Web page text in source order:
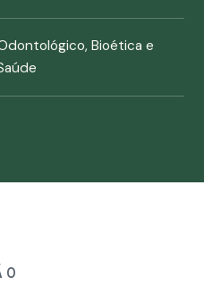
Bioética e